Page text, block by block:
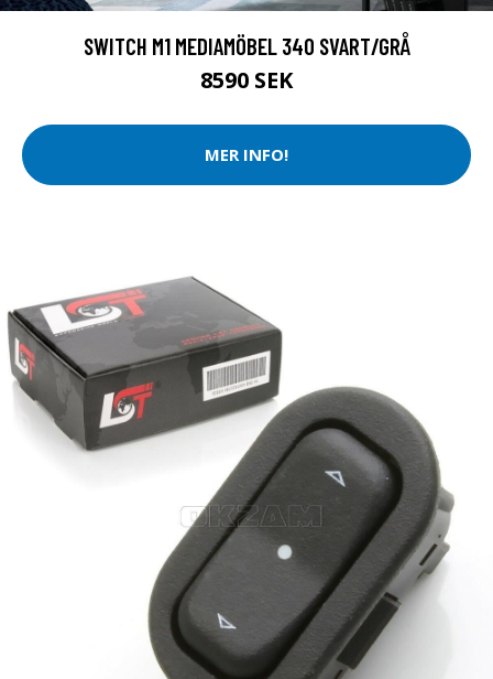
SWITCH M1 MEDIAMÖBEL 340 SVART/GRÅ
8590 SEK
MER INFO!